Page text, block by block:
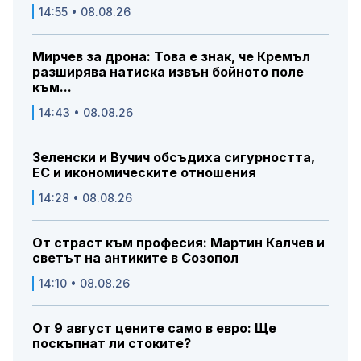
14:55 • 08.08.26
Мирчев за дрона: Това е знак, че Кремъл
разширява натиска извън бойното поле
към...
14:43 • 08.08.26
Зеленски и Вучич обсъдиха сигурността,
ЕС и икономическите отношения
14:28 • 08.08.26
От страст към професия: Мартин Калчев и
светът на антиките в Созопол
14:10 • 08.08.26
От 9 август цените само в евро: Ще
поскъпнат ли стоките?